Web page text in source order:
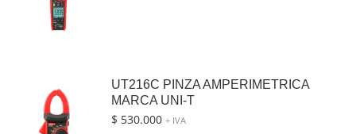
UT216C PINZA AMPERIMETRICA
MARCA UNI-T
$ 530.000 + IVA